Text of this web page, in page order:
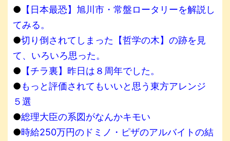
● 【日本最恐】旭川市・常盤ロータリーを解説し
てみる。
●切り倒されてしまった【哲学の木】の跡を見
て、いろいろ思った。
● 【チラ裏】昨日は８周年でした。
●もっと評価されてもいいと思う東方アレンジ
５選
●総理大臣の系図がなんかキモい
●時給250万円のドミノ・ピザのアルバイトの結